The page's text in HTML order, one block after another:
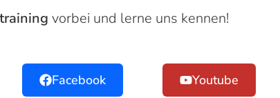
vorbei und lerne uns kennen!
Facebook Youtube